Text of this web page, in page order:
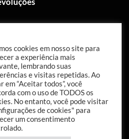
à Sábado.
das 9h às 19h
cookies em nosso site para
a experiência mais
lembrando suas
e visitas repetidas. Ao
em “Aceitar todos”, você
com o uso de TODOS os
No entanto, você pode visitar
de cookies" para
um consentimento